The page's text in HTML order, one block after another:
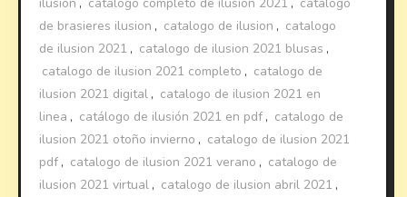
de brasieres ilusion , catalogo de ilusion , catalogo
de ilusion 2021 , catalogo de ilusion 2021 blusas ,
catalogo de ilusion 2021 completo , catalogo de
ilusion 2021 digital , catalogo de ilusion 2021 en
linea , catálogo de ilusión 2021 en pdf , catalogo de
ilusion 2021 otoño invierno , catalogo de ilusion 2021
pdf , catalogo de ilusion 2021 verano , catalogo de
ilusion 2021 virtual , catalogo de ilusion abril 2021 ,